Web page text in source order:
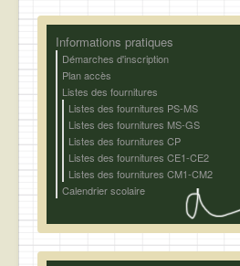
Informations pratiques
Démarches d'inscription
Plan accès
Listes des fournitures
Listes des fournitures PS-MS
Listes des fournitures MS-GS
Listes des fournitures CP
Listes des fournitures CE1-CE2
Listes des fournitures CM1-CM2
Calendrier scolaire